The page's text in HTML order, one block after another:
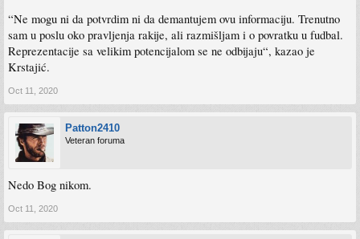
“Ne mogu ni da potvrdim ni da demantujem ovu informaciju. Trenutno
sam u poslu oko pravljenja rakije, ali razmišljam i o povratku u fudbal.
Reprezentacije sa velikim potencijalom se ne odbijaju“, kazao je
Krstajić.
Oct 11, 2020
Patton2410
Veteran foruma
Nedo Bog nikom.
Oct 11, 2020